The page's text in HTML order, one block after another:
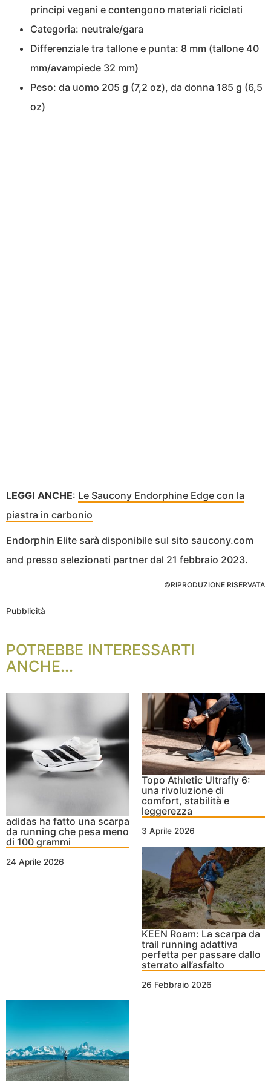
principi vegani e contengono materiali riciclati
Categoria: neutrale/gara
Differenziale tra tallone e punta: 8 mm (tallone 40
mm/avampiede 32 mm)
Peso: da uomo 205 g (7,2 oz), da donna 185 g (6,5
oz)
LEGGI ANCHE: Le Saucony Endorphine Edge con la
piastra in carbonio
Endorphin Elite sarà disponibile sul sito saucony.com
and presso selezionati partner dal 21 febbraio 2023.
©RIPRODUZIONE RISERVATA
Pubblicità
POTREBBE INTERESSARTI
ANCHE...
adidas ha fatto una scarpa
da running che pesa meno
di 100 grammi
24 Aprile 2026
Topo Athletic Ultrafly 6:
una rivoluzione di
comfort, stabilità e
leggerezza
3 Aprile 2026
KEEN Roam: La scarpa da
trail running adattiva
perfetta per passare dallo
sterrato all’asfalto
26 Febbraio 2026